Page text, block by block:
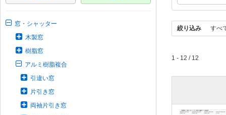
窓・シャッター
木製窓
樹脂窓
アルミ樹脂複合
引違い窓
片引き窓
両袖片引き窓
絞り込み すべ
1 - 12 / 12